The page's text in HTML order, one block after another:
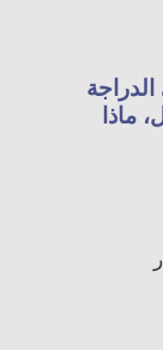
ماذا